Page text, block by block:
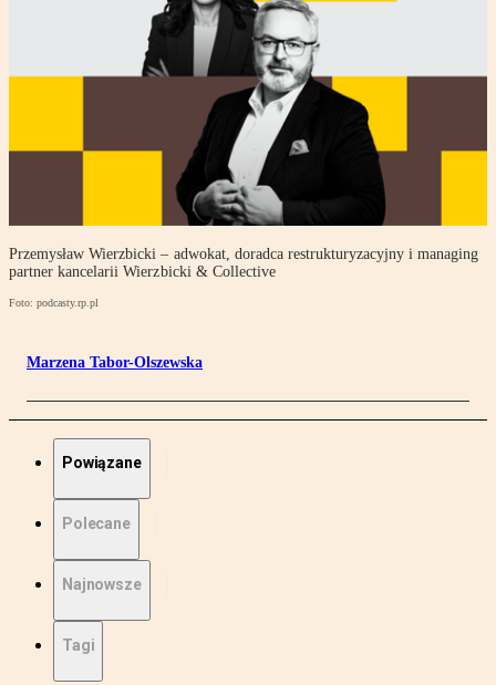
Przemysław Wierzbicki – adwokat, doradca restrukturyzacyjny i managing
partner kancelarii Wierzbicki & Collective
Foto: podcasty.rp.pl
Marzena Tabor-Olszewska
Powiązane
Polecane
Najnowsze
Tagi